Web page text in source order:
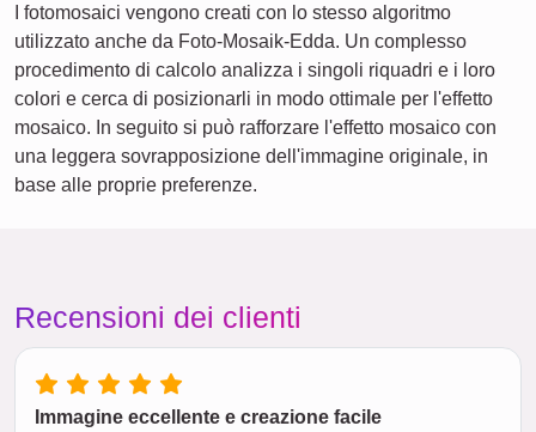
I fotomosaici vengono creati con lo stesso algoritmo
utilizzato anche da Foto-Mosaik-Edda. Un complesso
procedimento di calcolo analizza i singoli riquadri e i loro
colori e cerca di posizionarli in modo ottimale per l'effetto
mosaico. In seguito si può rafforzare l'effetto mosaico con
una leggera sovrapposizione dell'immagine originale, in
base alle proprie preferenze.
Recensioni dei clienti
Immagine eccellente e creazione facile